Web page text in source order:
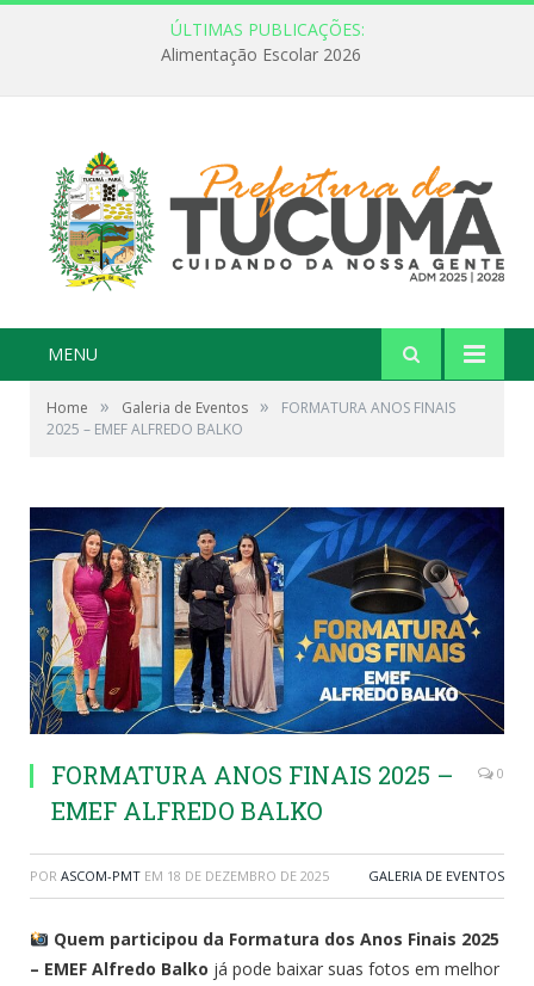
ÚLTIMAS PUBLICAÇÕES:
MENU
Home » Galeria de Eventos »
FORMATURA ANOS FINAIS
2025 – EMEF ALFREDO BALKO
FORMATURA ANOS FINAIS 2025 –
EMEF ALFREDO BALKO
0
POR ASCOM-PMT EM 18 DE DEZEMBRO DE 2025 GALERIA DE EVENTOS
Quem participou da Formatura dos Anos Finais 2025
– EMEF Alfredo Balko já pode baixar suas fotos em melhor